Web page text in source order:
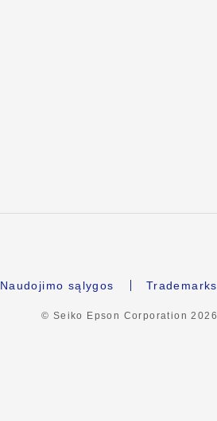
Naudojimo sąlygos Trademarks
© Seiko Epson Corporation 2026